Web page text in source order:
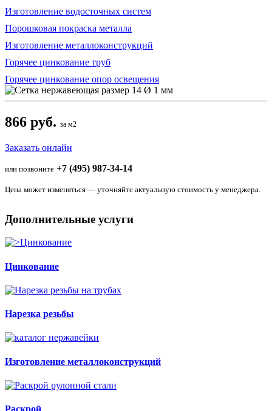
Изготовление водосточных систем
Порошковая покраска металла
Изготовление металлоконструкций
Горячее цинкование труб
Горячее цинкование опор освещения
866 руб. за м2
Заказать онлайн
или позвоните +7 (495) 987-34-14
Цена может изменяться — уточняйте актуальную стоимость у менеджера.
Дополнительные услуги
Цинкование
Нарезка резьбы
Изготовление металлоконструкций